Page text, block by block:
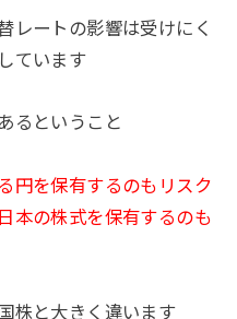
レートの影響は受けにく
ています
るということ
円を保有するのもリスク
本の株式を保有するのも
株と大きく違います